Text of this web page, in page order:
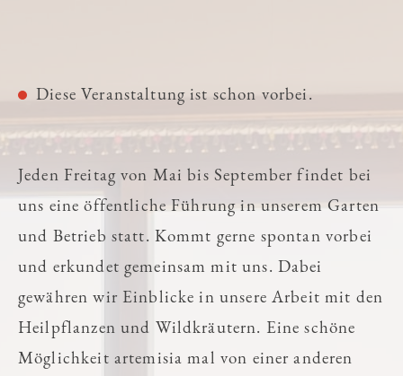
Diese Veranstaltung ist schon vorbei.
Jeden Freitag von Mai bis September findet bei
uns eine öffentliche Führung in unserem Garten
und Betrieb statt. Kommt gerne spontan vorbei
und erkundet gemeinsam mit uns. Dabei
gewähren wir Einblicke in unsere Arbeit mit den
Heilpflanzen und Wildkräutern. Eine schöne
Möglichkeit artemisia mal von einer anderen